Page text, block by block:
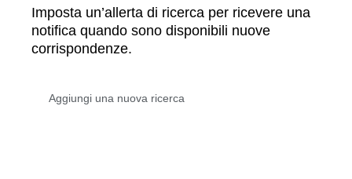
Imposta un’allerta di ricerca per ricevere una
notifica quando sono disponibili nuove
corrispondenze.